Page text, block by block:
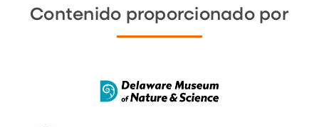
Contenido proporcionado por